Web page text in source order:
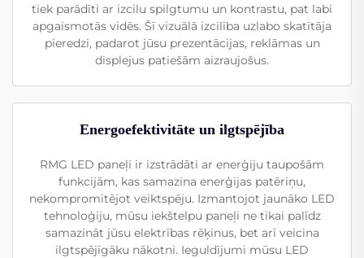
tiek parādīti ar izcilu spilgtumu un kontrastu, pat labi
apgaismotās vidēs. Šī vizuālā izcilība uzlabo skatītāja
pieredzi, padarot jūsu prezentācijas, reklāmas un
displejus patiešām aizraujošus.
Energoefektivitāte un ilgtspējība
RMG LED paneļi ir izstrādāti ar enerģiju taupošām
funkcijām, kas samazina enerģijas patēriņu,
nekompromitējot veiktspēju. Izmantojot jaunāko LED
tehnoloģiju, mūsu iekštelpu paneļi ne tikai palīdz
samazināt jūsu elektrības rēķinus, bet arī veicina
ilgtspējīgāku nākotni. Ieguldījumi mūsu LED